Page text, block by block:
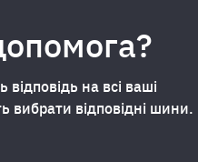
відповідь на всі ваші
вибрати відповідні шини.